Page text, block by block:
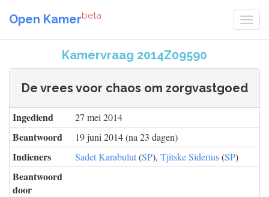
Open Kamerbeta
Kamervraag 2014Z09590
De vrees voor chaos om zorgvastgoed
Ingediend 27 mei 2014
Beantwoord 19 juni 2014 (na 23 dagen)
Indieners Sadet Karabulut(SP), Tjitske Siderius(SP)
Beantwoord
door